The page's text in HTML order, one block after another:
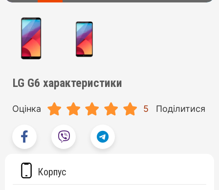
LG G6 характеристики
Оцінка 5 Поділитися
Корпус